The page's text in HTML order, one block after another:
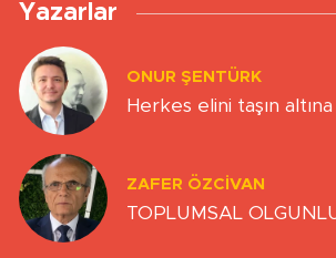
Yazarlar
ONUR ŞENTÜRK
Herkes elini taşın
ZAFER ÖZCIVAN
TOPLUMSAL